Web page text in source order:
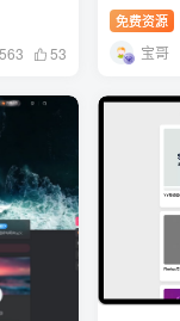
563 53
免费资源
宝哥